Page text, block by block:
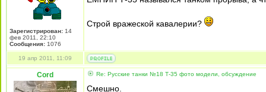
Зарегистрирован: 14
фев 2011, 22:10
Сообщения: 1076
Строй вражеской кавалерии?
19 апр 2011, 11:09
Cord Re: Русские танки №18 Т-35 фото модели, обсуждение
Смешно.